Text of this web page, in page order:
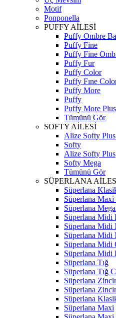
Motif
Ponponella
PUFFY AİLESİ
Puffy Ombre
Puffy Fine
Puffy Fine
Puffy Fur
Puffy Color
Puffy Fıne
Puffy More
Puffy
Puffy More Plus
Tümünü Gör
SOFTY AİLESİ
Alize Softy
Softy
Alize Softy Plus
Softy Mega
Tümünü Gör
SÜPERLANA
Süperlana
Süperlana
Süperlana
Süperlana Midi
Süperlana Midi
Süperlana Midi
Süperlana Midi
Süperlana Midi
Süperlana Tığ
Süperlana Tığ
Süperlana Zincir
Süperlana
Süperlana
Süperlana Maxi